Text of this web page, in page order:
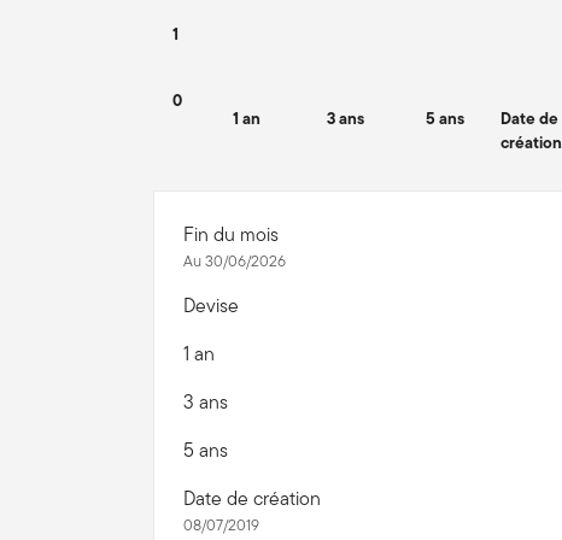
1 an 3 ans 5 ans
Date de
création
0
1
Fin du mois
Au 30/06/2026
Devise
1 an
3 ans
5 ans
Date de création
08/07/2019